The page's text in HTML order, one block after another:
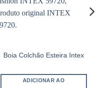
Boia Colchão Esteira Intex
ADICIONAR AO